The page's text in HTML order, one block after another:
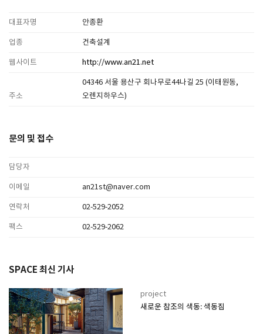
대표자명 안종환
업종 건축설계
웹사이트 http://www.an21.net
주소
04346 서울 용산구 회나무로44나길 25 (이태원동,
오렌지하우스)
문의 및 접수
담당자
이메일 an21st@naver.com
연락처 02-529-2052
팩스 02-529-2062
SPACE 최신 기사
project
새로운 참조의 색동: 색동집